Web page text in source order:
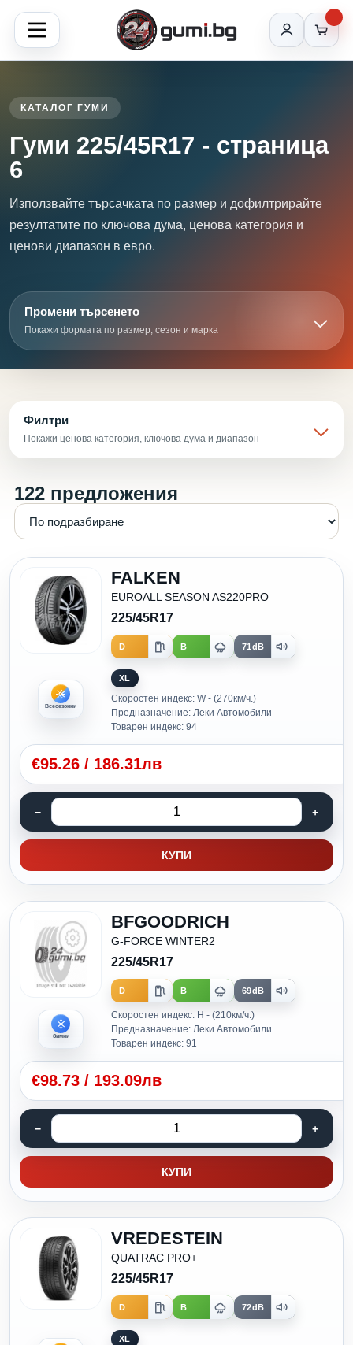
КАТАЛОГ ГУМИ
Гуми 225/45R17 - страница
6
Използвайте търсачката по размер и дофилтрирайте
резултатите по ключова дума, ценова категория и
ценови диапазон в евро.
Промени търсенето
Покажи формата по размер, сезон и марка
Филтри
Покажи ценова категория, ключова дума и диапазон
122 предложения
Всесезонни
FALKEN
EUROALL SEASON AS220PRO
225/45R17
D B 71dB
XL
Скоростен индекс: W - (270км/ч.)
Предназначение: Леки Автомобили
Товарен индекс: 94
€95.26 / 186.31лв
КУПИ
Зимни
BFGOODRICH
G-FORCE WINTER2
225/45R17
D B 69dB
Скоростен индекс: H - (210км/ч.)
Предназначение: Леки Автомобили
Товарен индекс: 91
€98.73 / 193.09лв
КУПИ
VREDESTEIN
QUATRAC PRO+
225/45R17
D B 72dB
XL